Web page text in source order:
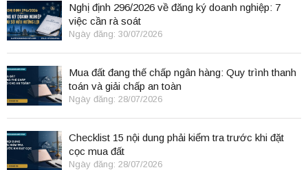
Nghị định 296/2026 về đăng ký doanh nghiệp: 7
việc cần rà soát
Ngày đăng: 30/07/2026
Mua đất đang thế chấp ngân hàng: Quy trình thanh
toán và giải chấp an toàn
Ngày đăng: 28/07/2026
Checklist 15 nội dung phải kiểm tra trước khi đặt
cọc mua đất
Ngày đăng: 28/07/2026